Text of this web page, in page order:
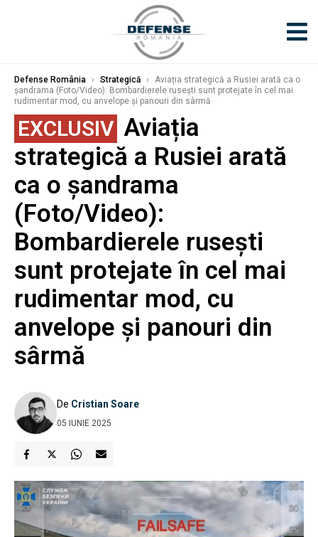
Defense România › Strategică ›
Aviația strategică a Rusiei arată ca o
șandrama (Foto/Video): Bombardierele rusești sunt protejate în cel mai
rudimentar mod, cu anvelope și panouri din sârmă
EXCLUSIV Aviația
strategică a Rusiei arată
ca o șandrama
(Foto/Video):
Bombardierele rusești
sunt protejate în cel mai
rudimentar mod, cu
anvelope și panouri din
sârmă
De Cristian Soare
05 IUNIE 2025